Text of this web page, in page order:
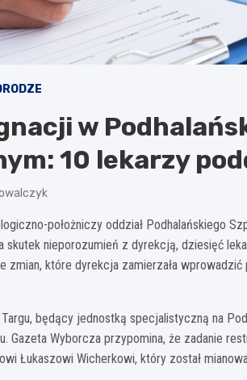
w
10 lekarzy
położniczy oddział Podhalańskiego
skutek nieporozumień z dyrekcją, dziesięć
zmian, które dyrekcja zamierzała
będący jednostką specjalistyczną na
Gazeta Wyborcza przypomina, że zadanie
Łukaszowi Wicherkowi, który został